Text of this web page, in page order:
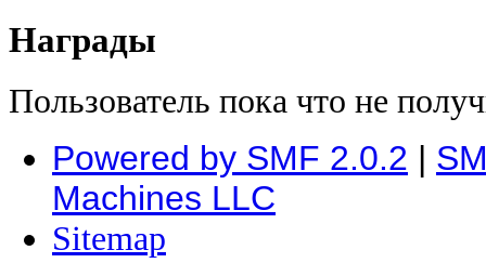
Награды
Пользователь пока что не
Powered by SMF 2.0.2 |
Machines LLC
Sitemap